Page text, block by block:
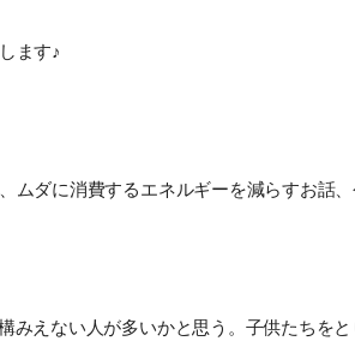
ます♪
ムダに消費するエネルギーを減らすお話
えない人が多いかと思う。子供たちをと